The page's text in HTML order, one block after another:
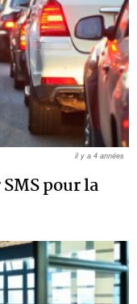
pour la
il y a 4 années